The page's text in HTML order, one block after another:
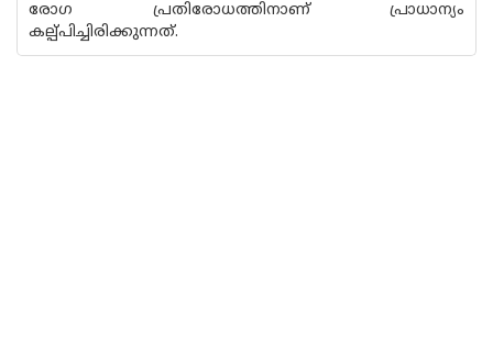
രോഗ പ്രതിരോധത്തിനാണ് പ്രാധാന്യം
കല്പ്പിച്ചിരിക്കുന്നത്.